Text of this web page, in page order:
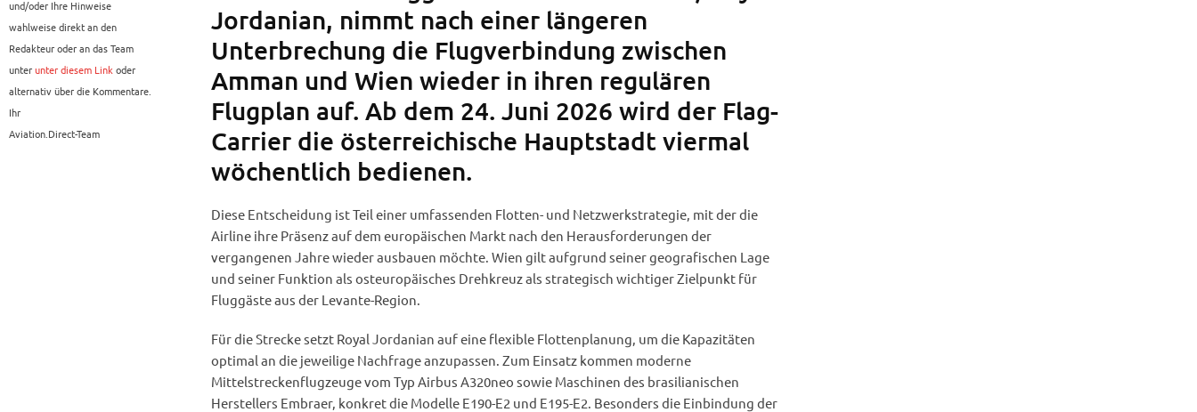
und/oder Ihre Hinweise
wahlweise direkt an den
Redakteur oder an das Team
unterunter diesem Linkoder
alternativ über die Kommentare.
Ihr
Aviation.Direct-Team
Jordanian, nimmt nach einer längeren
Unterbrechung die Flugverbindung zwischen
Amman und Wien wieder in ihren regulären
Flugplan auf. Ab dem 24. Juni 2026 wird der Flag-
Carrier die österreichische Hauptstadt viermal
wöchentlich bedienen.
Diese Entscheidung ist Teil einer umfassenden Flotten- und Netzwerkstrategie, mit der die
Airline ihre Präsenz auf dem europäischen Markt nach den Herausforderungen der
vergangenen Jahre wieder ausbauen möchte. Wien gilt aufgrund seiner geografischen Lage
und seiner Funktion als osteuropäisches Drehkreuz als strategisch wichtiger Zielpunkt für
Fluggäste aus der Levante-Region.
Für die Strecke setzt Royal Jordanian auf eine flexible Flottenplanung, um die Kapazitäten
optimal an die jeweilige Nachfrage anzupassen. Zum Einsatz kommen moderne
Mittelstreckenflugzeuge vom Typ Airbus A320neo sowie Maschinen des brasilianischen
Herstellers Embraer, konkret die Modelle E190-E2 und E195-E2. Besonders die Einbindung der